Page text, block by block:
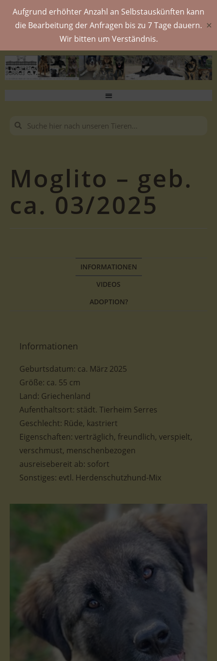
Aufgrund erhöhter Anzahl an Selbstauskünften kann
die Bearbeitung der Anfragen bis zu 7 Tage dauern.
Wir bitten um Verständnis.
✕
Moglito – geb.
ca. 03/2025
INFORMATIONEN
VIDEOS
ADOPTION?
Informationen
Geburtsdatum: ca. März 2025
Größe: ca. 55 cm
Land: Griechenland
Aufenthaltsort: städt. Tierheim Serres
Geschlecht: Rüde, kastriert
Eigenschaften: verträglich, freundlich, verspielt,
verschmust, menschenbezogen
ausreisebereit ab: sofort
Sonstiges: evtl. Herdenschutzhund-Mix